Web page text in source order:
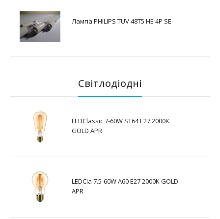
Лампа PHILIPS TUV 48T5 HE 4P SE
Світлодіодні
LEDClassic 7-60W ST64 E27 2000K
GOLD APR
LEDCla 7.5-60W A60 E27 2000K GOLD
APR